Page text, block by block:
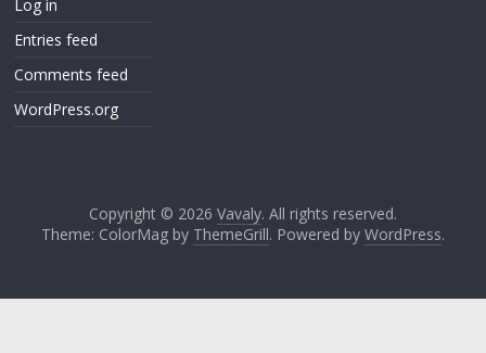
Log in
Entries feed
Comments feed
WordPress.org
Copyright © 2026 Vavaly. All rights reserved.
Theme: ColorMag by ThemeGrill. Powered by WordPress.